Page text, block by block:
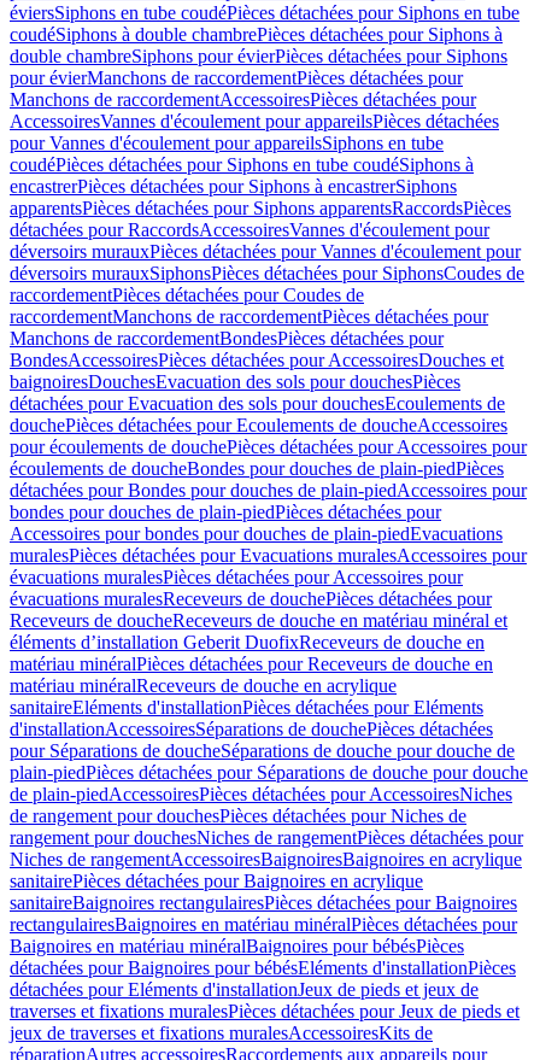
éviersSiphons en tube coudéPièces détachées pour Siphons en tube
coudéSiphons à double chambrePièces détachées pour Siphons à
double chambreSiphons pour évierPièces détachées pour Siphons
pour évierManchons de raccordementPièces détachées pour
Manchons de raccordementAccessoiresPièces détachées pour
AccessoiresVannes d'écoulement pour appareilsPièces détachées
pour Vannes d'écoulement pour appareilsSiphons en tube
coudéPièces détachées pour Siphons en tube coudéSiphons à
encastrerPièces détachées pour Siphons à encastrerSiphons
apparentsPièces détachées pour Siphons apparentsRaccordsPièces
détachées pour RaccordsAccessoiresVannes d'écoulement pour
déversoirs murauxPièces détachées pour Vannes d'écoulement pour
déversoirs murauxSiphonsPièces détachées pour SiphonsCoudes de
raccordementPièces détachées pour Coudes de
raccordementManchons de raccordementPièces détachées pour
Manchons de raccordementBondesPièces détachées pour
BondesAccessoiresPièces détachées pour AccessoiresDouches et
baignoiresDouchesEvacuation des sols pour douchesPièces
détachées pour Evacuation des sols pour douchesEcoulements de
douchePièces détachées pour Ecoulements de doucheAccessoires
pour écoulements de douchePièces détachées pour Accessoires pour
écoulements de doucheBondes pour douches de plain-piedPièces
détachées pour Bondes pour douches de plain-piedAccessoires pour
bondes pour douches de plain-piedPièces détachées pour
Accessoires pour bondes pour douches de plain-piedEvacuations
muralesPièces détachées pour Evacuations muralesAccessoires pour
évacuations muralesPièces détachées pour Accessoires pour
évacuations muralesReceveurs de douchePièces détachées pour
Receveurs de doucheReceveurs de douche en matériau minéral et
éléments d’installation Geberit DuofixReceveurs de douche en
matériau minéralPièces détachées pour Receveurs de douche en
matériau minéralReceveurs de douche en acrylique
sanitaireEléments d'installationPièces détachées pour Eléments
d'installationAccessoiresSéparations de douchePièces détachées
pour Séparations de doucheSéparations de douche pour douche de
plain-piedPièces détachées pour Séparations de douche pour douche
de plain-piedAccessoiresPièces détachées pour AccessoiresNiches
de rangement pour douchesPièces détachées pour Niches de
rangement pour douchesNiches de rangementPièces détachées pour
Niches de rangementAccessoiresBaignoiresBaignoires en acrylique
sanitairePièces détachées pour Baignoires en acrylique
sanitaireBaignoires rectangulairesPièces détachées pour Baignoires
rectangulairesBaignoires en matériau minéralPièces détachées pour
Baignoires en matériau minéralBaignoires pour bébésPièces
détachées pour Baignoires pour bébésEléments d'installationPièces
détachées pour Eléments d'installationJeux de pieds et jeux de
traverses et fixations muralesPièces détachées pour Jeux de pieds et
jeux de traverses et fixations muralesAccessoiresKits de
réparationAutres accessoiresRaccordements aux appareils pour